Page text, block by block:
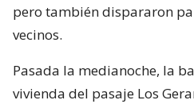
pero también dispararon
vecinos.
Pasada la medianoche, la
vivienda del pasaje Los